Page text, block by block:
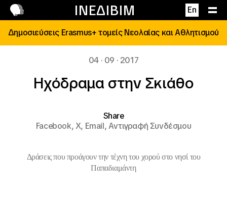
ΙΝΕΔΙΒΙΜ En
Επικοινωνία
Δημοσιεύσεις Erasmus+ τομείς Νεολαίας και Αθλητισμού
04 · 09 · 2017
Ηχόδραμα στην Σκιάθο
Share
Facebook,X, Email,Αντιγραφή Συνδέσμου
Δράσεις που προάγουν την τέχνη του χορού στο νησί του
Παπαδιαμάντη